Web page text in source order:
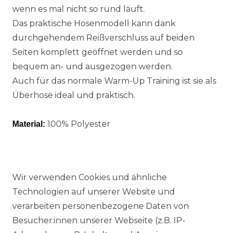
wenn es mal nicht so rund läuft.
Das praktische Hosenmodell kann dank
durchgehendem Reißverschluss auf beiden
Seiten komplett geöffnet werden und so
bequem an- und ausgezogen werden.
Auch für das normale Warm-Up Training ist sie als
Überhose ideal und praktisch.
Material: 100% Polyester
Ähnlicher Artikel
Wir verwenden Cookies und ähnliche
Technologien auf unserer Website und
verarbeiten personenbezogene Daten von
Besucher:innen unserer Webseite (z.B. IP-